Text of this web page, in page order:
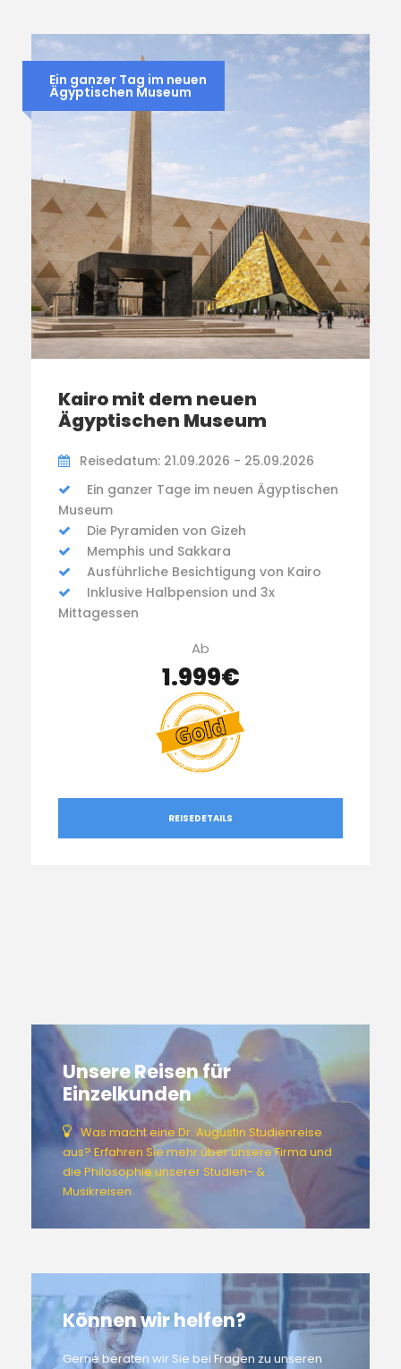
Ein ganzer Tag im neuen
Ägyptischen Museum
Kairo mit dem neuen
Ägyptischen Museum
Reisedatum: 21.09.2026 - 25.09.2026
Ein ganzer Tage im neuen Ägyptischen
Museum
Die Pyramiden von Gizeh
Memphis und Sakkara
Ausführliche Besichtigung von Kairo
Inklusive Halbpension und 3x
Mittagessen
Ab
1.999€
REISEDETAILS
Unsere Reisen für
Einzelkunden
Was macht eine Dr. Augustin Studienreise
aus? Erfahren Sie mehr über unsere Firma und
die Philosophie unserer Studien- &
Musikreisen.
Können wir helfen?
Gerne beraten wir Sie bei Fragen zu unseren